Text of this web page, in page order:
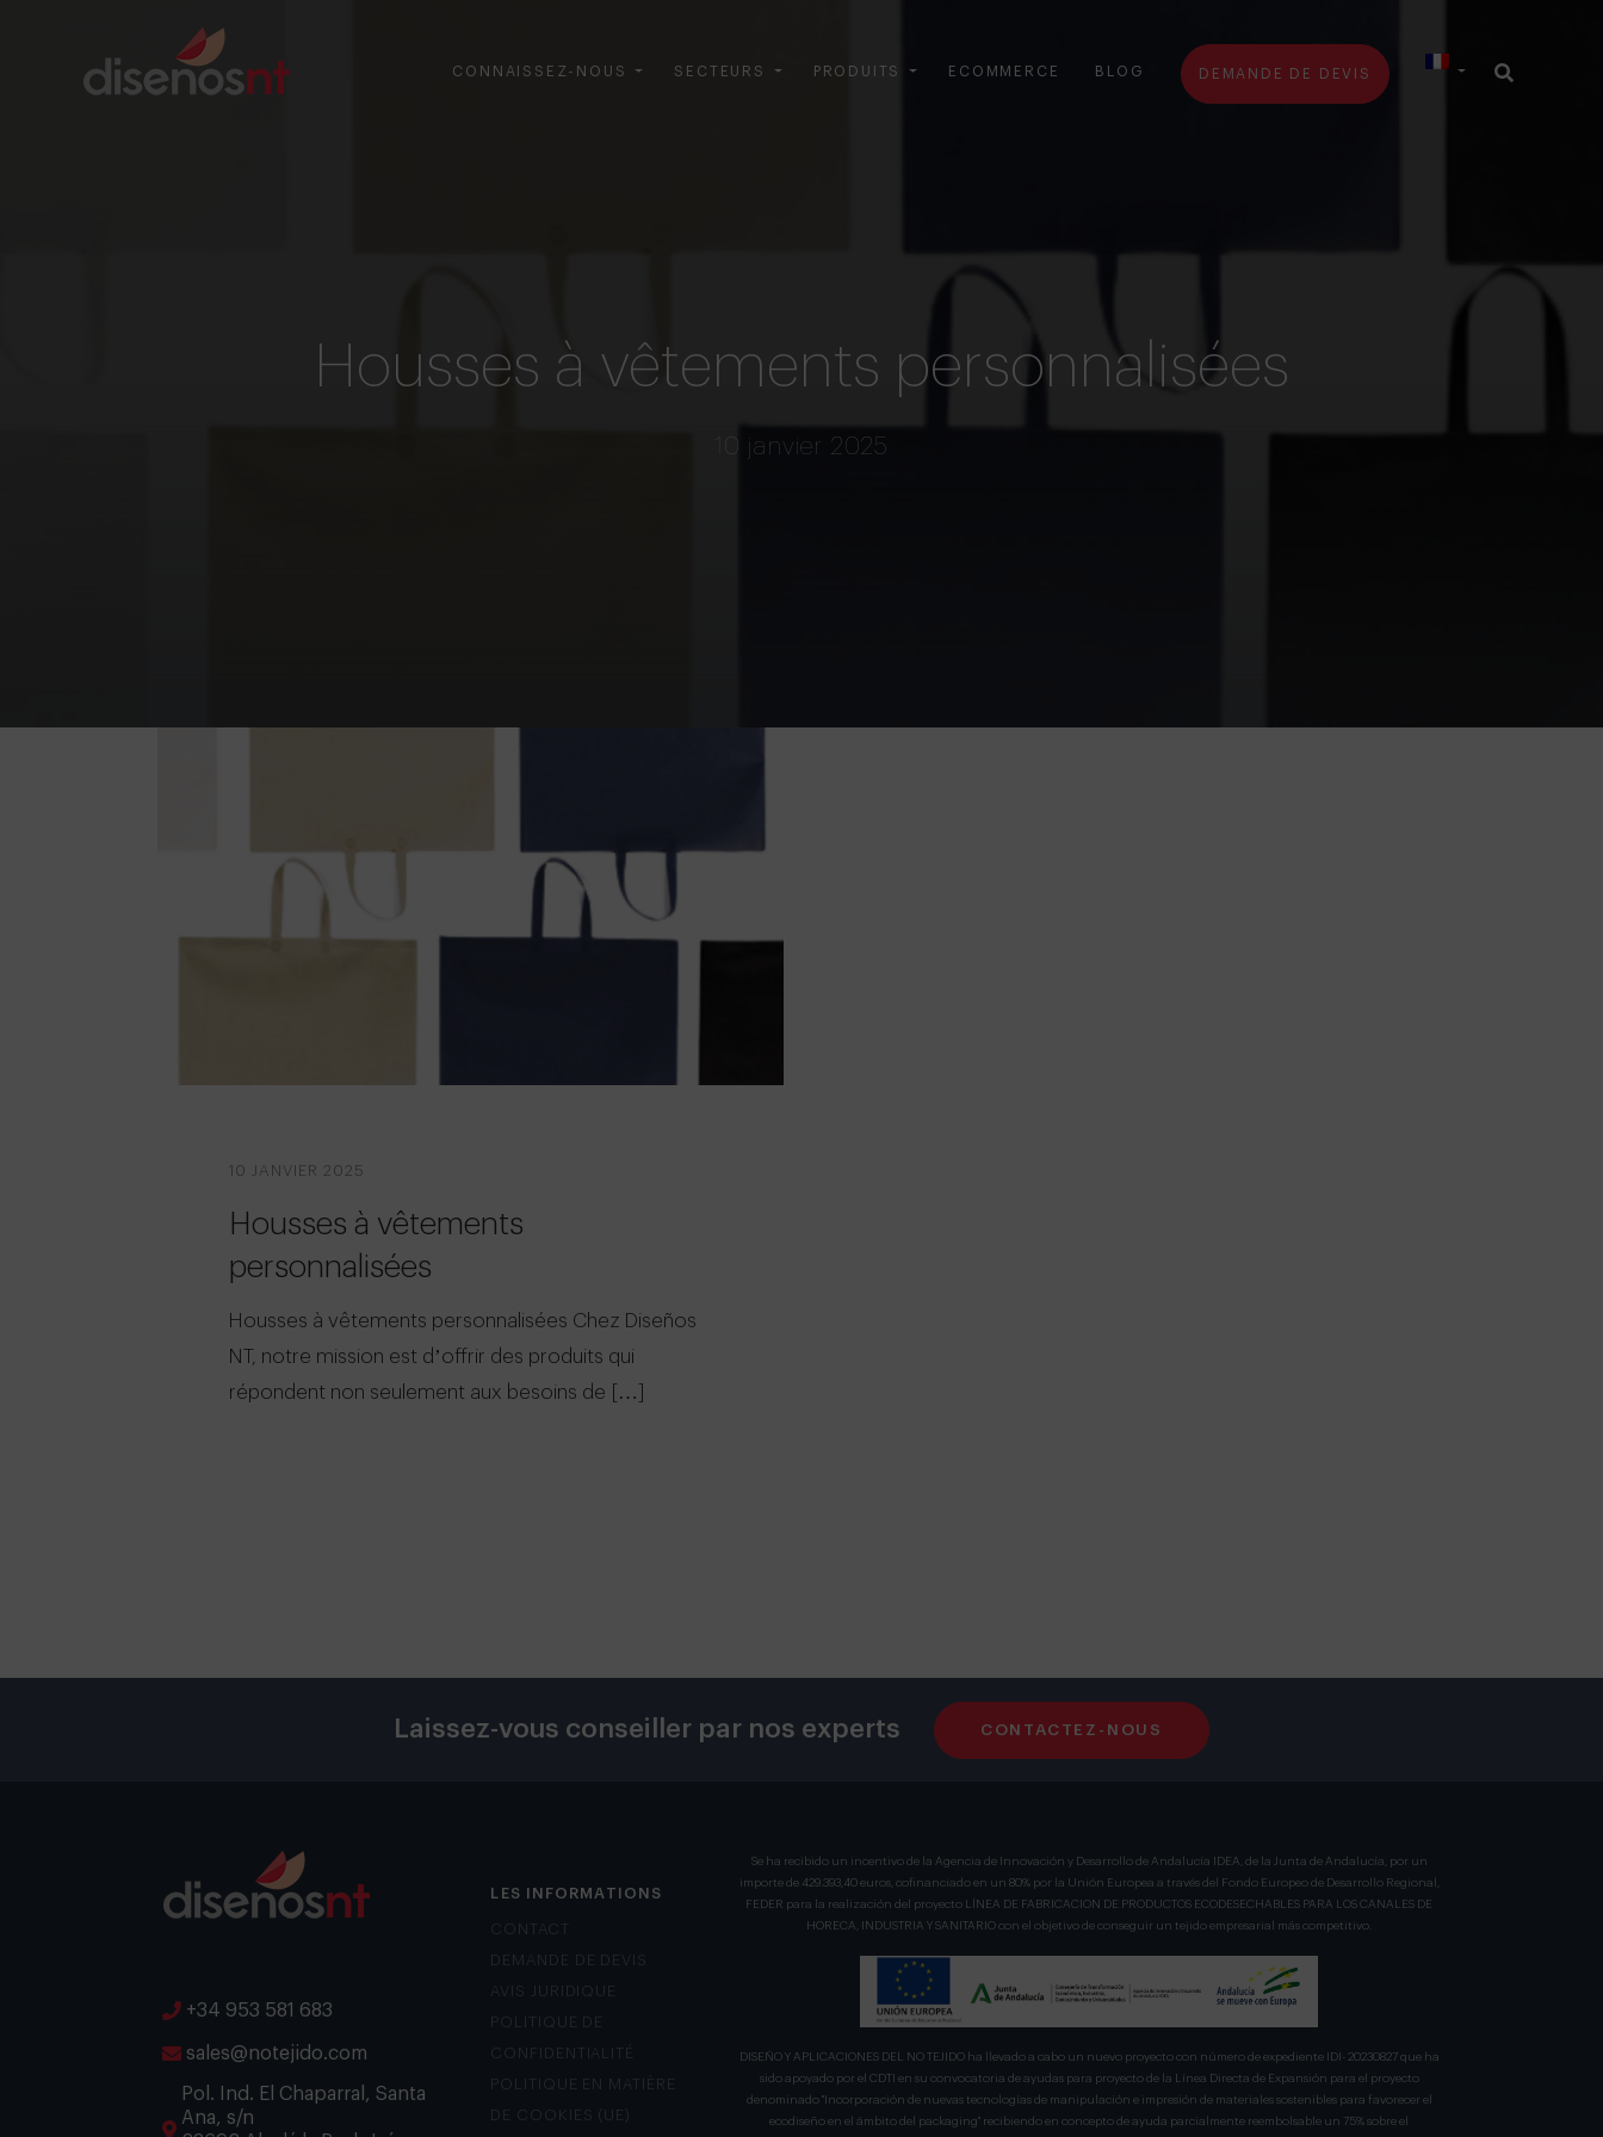
CONNAISSEZ-NOUS SECTEURS PRODUITS ECOMMERCE BLOG DEMANDE DE DEVIS
Housses à vêtements personnalisées
10 janvier 2025
10 JANVIER 2025
Housses à vêtements
personnalisées
Housses à vêtements personnalisées Chez Diseños
NT, notre mission est d’offrir des produits qui
répondent non seulement aux besoins de […]
Laissez-vous conseiller par nos experts CONTACTEZ-NOUS
+34 953 581 683
sales@notejido.com
Pol. Ind. El Chaparral, Santa
Ana, s/n
LES INFORMATIONS
CONTACT
DEMANDE DE DEVIS
AVIS JURIDIQUE
POLITIQUE DE
CONFIDENTIALITÉ
POLITIQUE EN MATIÈRE
DE COOKIES (UE)
Se ha recibido un incentivo de la Agencia de Innovación y Desarrollo de Andalucía IDEA, de la Junta de Andalucía, por un
importe de 429.393,40 euros, cofinanciado en un 80% por la Unión Europea a través del Fondo Europeo de Desarrollo Regional,
FEDER para la realización del proyecto LÍNEA DE FABRICACION DE PRODUCTOS ECODESECHABLES PARA LOS CANALES DE
HORECA, INDUSTRIA Y SANITARIO con el objetivo de conseguir un tejido empresarial más competitivo.
DISEÑO Y APLICACIONES DEL NO TEJIDO ha llevado a cabo un nuevo proyecto con número de expediente IDI- 20230827 que ha
sido apoyado por el CDTI en su convocatoria de ayudas para proyecto de la Línea Directa de Expansión para el proyecto
denominado "Incorporación de nuevas tecnologías de manipulación e impresión de materiales sostenibles para favorecer el
ecodiseño en el ámbito del packaging" recibiendo en concepto de ayuda parcialmente reembolsable un 75% sobre el